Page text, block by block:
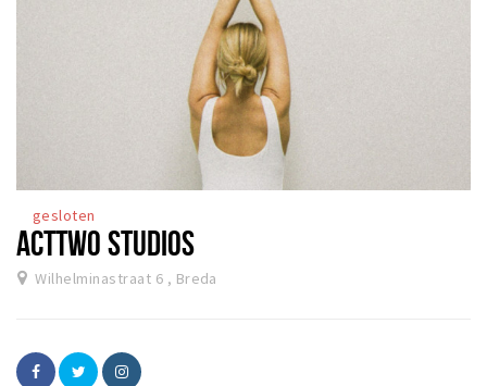
gesloten
ACTTWO STUDIOS
Wilhelminastraat 6 , Breda